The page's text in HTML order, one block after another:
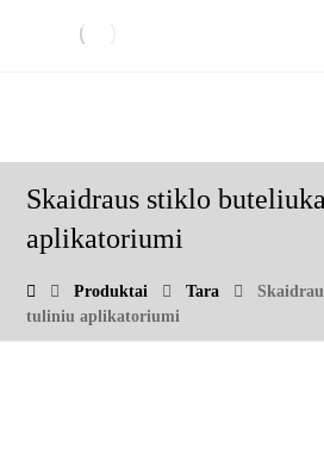
Skaidraus stiklo
aplikatoriumi
Produktai Tara
tuliniu aplikatoriumi